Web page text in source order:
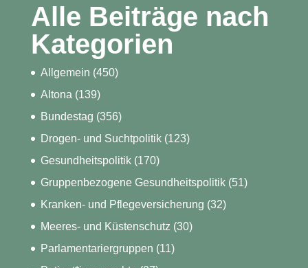
Alle Beiträge nach
Kategorien
Allgemein (450)
Altona (139)
Bundestag (356)
Drogen- und Suchtpolitik(123)
Gesundheitspolitik(170)
Gruppenbezogene Gesundheitspolitik(51)
Kranken- und Pflegeversicherung (32)
Meeres- und Küstenschutz (30)
Parlamentariergruppen (11)